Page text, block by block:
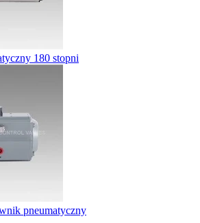
180 stopni
pneumatyczny